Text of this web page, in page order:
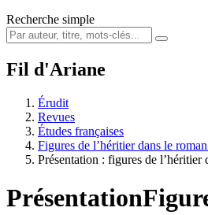
Recherche simple
Fil d'Ariane
Érudit
Revues
Études françaises
Figures de l’héritier dans le
Présentation : figures de l’héritier
Présentation